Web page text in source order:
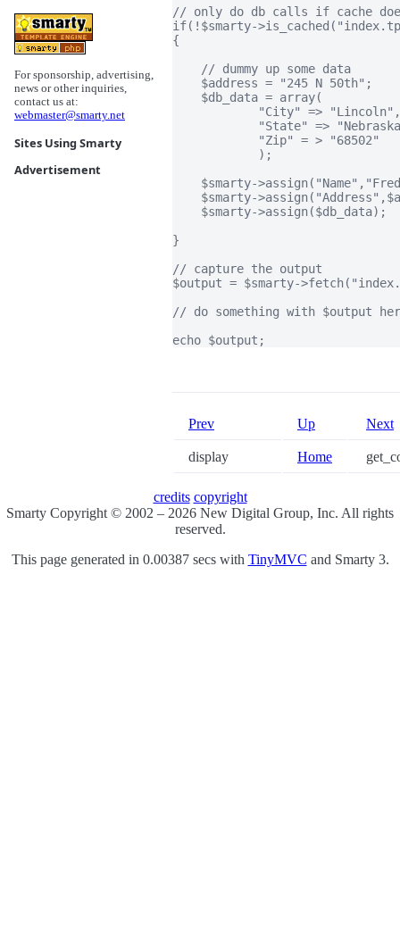
For sponsorship, advertising,
news or other inquiries,
contact us at:
webmaster@smarty.net
Sites Using Smarty
Advertisement
// only do db calls if cache
if(!$smarty-
{
    // dummy up some data
    $address = "245 N 50th";
    $db_data = array(
$smarty-
$smarty-
    $smarty->assign($db_data);
}
// capture the output
$output = $smarty-
// do something with $output
echo $output;
Prev Up Next
display Home
credits copyright
Smarty Copyright © 2002 – 2026 New Digital Group, Inc. All rights
reserved.
This page generated in 0.00387 secs with TinyMVC and Smarty 3.